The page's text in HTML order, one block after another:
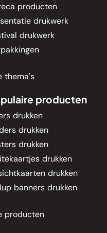
producten
drukwerk
drukwerk
thema's
producten
drukken
drukken
drukken
drukken
drukken
banners drukken
producten